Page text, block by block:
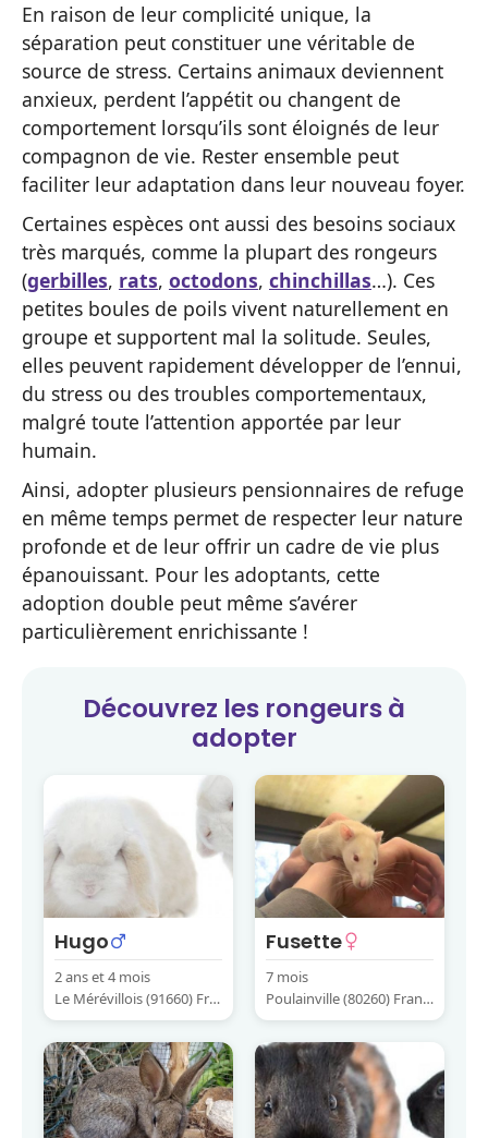
En raison de leur complicité unique, la
séparation peut constituer une véritable de
source de stress. Certains animaux deviennent
anxieux, perdent l’appétit ou changent de
comportement lorsqu’ils sont éloignés de leur
compagnon de vie. Rester ensemble peut
faciliter leur adaptation dans leur nouveau foyer.
Certaines espèces ont aussi des besoins sociaux
très marqués, comme la plupart des rongeurs
(gerbilles, rats, octodons, chinchillas…). Ces
petites boules de poils vivent naturellement en
groupe et supportent mal la solitude. Seules,
elles peuvent rapidement développer de l’ennui,
du stress ou des troubles comportementaux,
malgré toute l’attention apportée par leur
humain.
Ainsi, adopter plusieurs pensionnaires de refuge
en même temps permet de respecter leur nature
profonde et de leur offrir un cadre de vie plus
épanouissant. Pour les adoptants, cette
adoption double peut même s’avérer
particulièrement enrichissante !
Découvrez les rongeursà
adopter
Hugo
2 ans et 4 mois
Le Mérévillois (91660) Fra
nce
Fusette
7 mois
Poulainville (80260) Franc
e